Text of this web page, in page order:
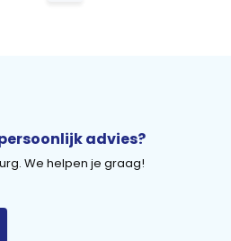
advies?
We helpen je graag!